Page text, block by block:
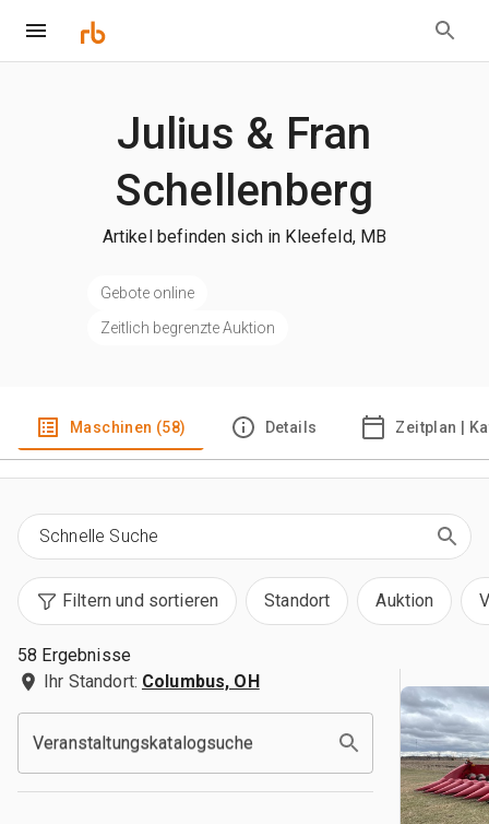
Julius & Fran
Schellenberg
Artikel befinden sich in Kleefeld, MB
Gebote online
Zeitlich begrenzte Auktion
Maschinen (58) Details Zeitplan |
Filtern und sortieren Standort Auktion
58 Ergebnisse
Ihr Standort: Columbus, OH
Veranstaltungskatalogsuche